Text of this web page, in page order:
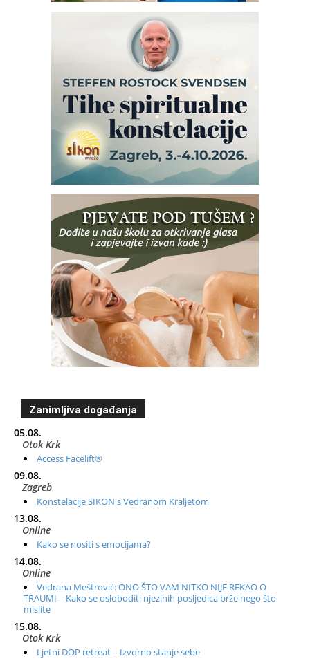
Zanimljiva događanja
05.08.
Otok Krk
Access Facelift®
09.08.
Zagreb
Konstelacije SIKON s Vedranom Kraljetom
13.08.
Online
Kako se nositi s emocijama?
14.08.
Online
Vedrana Meštrović: ONO ŠTO VAM NITKO NIJE REKAO O
TRAUMI – Kako se osloboditi njezinih posljedica brže nego što
mislite
15.08.
Otok Krk
Ljetni DOP retreat – Izvorno stanje sebe